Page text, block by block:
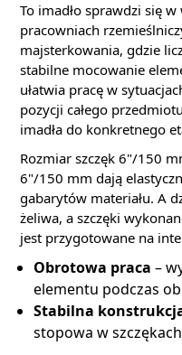
To imadło sprawdzi się
pracowniach
majsterkowania, gdzie
stabilne mocowanie
ułatwia pracę w
pozycji całego
imadła do konkretnego
Rozmiar szczęk 6"/150
6"/150 mm dają
gabarytów materiału. A
żeliwa, a szczęki
jest przygotowane na
Obrotowa praca –
elementu podczas
Stabilna
stopowa w